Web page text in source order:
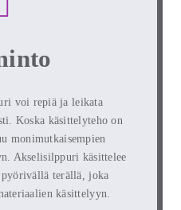
voi repiä ja leikata
Koska käsittelyteho on
monimutkaisempien
Akselisilppuri käsittelee
pyörivällä terällä, joka
käsittelyyn.